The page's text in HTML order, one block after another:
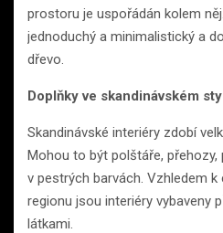
prostoru je uspořádán kolem
jednoduchý a minimalistický a
dřevo.
Doplňky ve skandinávském
Skandinávské interiéry zdobí
Mohou to být polštáře, přehozy,
v pestrých barvách. Vzhledem
regionu jsou interiéry vybaveny
látkami.